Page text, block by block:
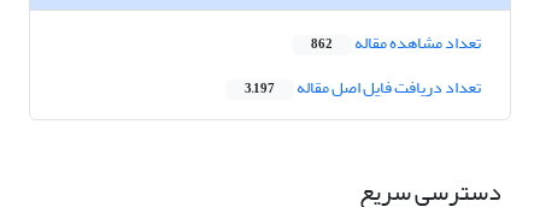
تعداد مشاهده مقاله 862
تعداد دریافت فایل اصل مقاله 3,197
دسترسی سریع